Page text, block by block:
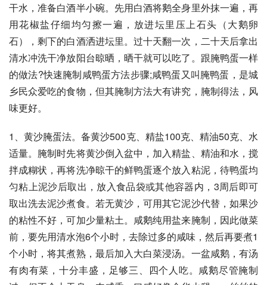
干水，准备白酒半小碗。先用白酒将鹅全身里外抹一遍，再
用花椒盐仔细均匀擦一遍，放进坛里压上石头（大鹅卵
石），剩下的白酒洒进坛里。过十天翻一次，二十天后拿出
清水冲洗干净放阳台晾晒，晒干就可以吃了。跟腌鸭蛋一样
的做法?快速腌制咸鸭蛋方法步骤;咸鸭蛋又叫腌鸭蛋，是城
乡民众爱吃的食物，但其腌制方法大有讲究，腌制得法，风
味更好。
1、黄沙腌蛋法。备黄沙500克、精盐100克、精油50克、水
适量。腌制时先将黄沙倒入盆中，加入精盐、精油和水，搅
拌成糊状，再将洗净晾干的鲜鸭蛋逐个放入粘泥，待鸭蛋均
匀粘上泥沙后取出，放入食品袋或其他容器内，3周后即可
取出洗去泥沙煮食。若无黄沙，可用其它泥沙代替，如果沙
的粘性不好，可加少量粘土。咸鹅纯用盐来腌制，因此做菜
前，要先用清水泡6个小时，去除过多的咸味，然后再要煮1
个小时，将其煮熟，最后加入大白菜浸汤。一盆咸鹅，有汤
有肉有菜，十分丰盛，足够三、四个人吃。咸鹅尽管腌制